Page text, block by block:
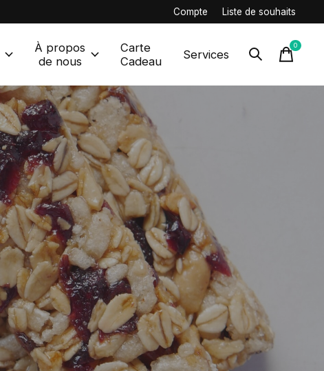
Compte Liste de souhaits
À propos
de nous
Carte
Cadeau
Services
0items